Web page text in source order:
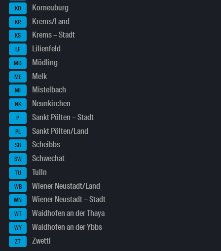
KO Korneuburg
KR Krems/Land
KS Krems – Stadt
LF Lilienfeld
MD Mödling
ME Melk
MI Mistelbach
NK Neunkirchen
P Sankt Pölten – Stadt
PL Sankt Pölten/Land
SB Scheibbs
SW Schwechat
TU Tulln
WB Wiener Neustadt/Land
WN Wiener Neustadt – Stadt
WT Waidhofen an der Thaya
WY Waidhofen an der Ybbs
ZT Zwettl